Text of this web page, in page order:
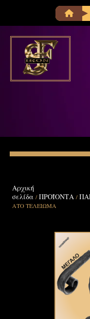
Αρχική
σελίδα /ΠΡΟΪΟΝΤΑ /
ΑΤΟ ΤΕΛΕΙΩΜΑ